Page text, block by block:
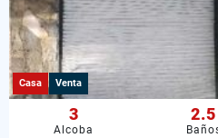
Casa Venta
3
Alcoba
2.5